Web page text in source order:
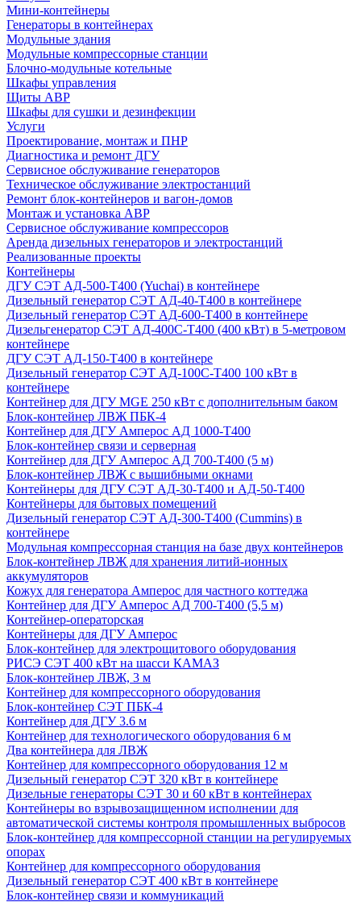
Мини-контейнеры
Генераторы в контейнерах
Модульные здания
Модульные компрессорные станции
Блочно-модульные котельные
Шкафы управления
Щиты АВР
Шкафы для сушки и дезинфекции
Услуги
Проектирование, монтаж и ПНР
Диагностика и ремонт ДГУ
Сервисное обслуживание генераторов
Техническое обслуживание электростанций
Ремонт блок-контейнеров и вагон-домов
Монтаж и установка АВР
Сервисное обслуживание компрессоров
Аренда дизельных генераторов и электростанций
Реализованные проекты
Контейнеры
ДГУ СЭТ АД-500-Т400 (Yuchai) в контейнере
Дизельный генератор СЭТ АД-40-Т400 в контейнере
Дизельный генератор СЭТ АД-600-Т400 в контейнере
Дизельгенератор СЭТ АД-400С-Т400 (400 кВт) в 5-метровом
контейнере
ДГУ СЭТ АД-150-Т400 в контейнере
Дизельный генератор СЭТ АД-100С-Т400 100 кВт в
контейнере
Контейнер для ДГУ MGE 250 кВт с дополнительным баком
Блок-контейнер ЛВЖ ПБК-4
Контейнер для ДГУ Амперос АД 1000-Т400
Блок-контейнер связи и серверная
Контейнер для ДГУ Амперос АД 700-Т400 (5 м)
Блок-контейнер ЛВЖ с вышибными окнами
Контейнеры для ДГУ СЭТ АД-30-Т400 и АД-50-Т400
Контейнеры для бытовых помещений
Дизельный генератор СЭТ АД-300-Т400 (Cummins) в
контейнере
Модульная компрессорная станция на базе двух контейнеров
Блок-контейнер ЛВЖ для хранения литий-ионных
аккумуляторов
Кожух для генератора Амперос для частного коттеджа
Контейнер для ДГУ Амперос АД 700-Т400 (5,5 м)
Контейнер-операторская
Контейнеры для ДГУ Амперос
Блок-контейнер для электрощитового оборудования
РИСЭ СЭТ 400 кВт на шасси КАМАЗ
Блок-контейнер ЛВЖ, 3 м
Контейнер для компрессорного оборудования
Блок-контейнер СЭТ ПБК-4
Контейнер для ДГУ 3.6 м
Контейнер для технологического оборудования 6 м
Два контейнера для ЛВЖ
Контейнер для компрессорного оборудования 12 м
Дизельный генератор СЭТ 320 кВт в контейнере
Дизельные генераторы СЭТ 30 и 60 кВт в контейнерах
Контейнеры во взрывозащищенном исполнении для
автоматической системы контроля промышленных выбросов
Блок-контейнер для компрессорной станции на регулируемых
опорах
Контейнер для компрессорного оборудования
Дизельный генератор СЭТ 400 кВт в контейнере
Блок-контейнер связи и коммуникаций